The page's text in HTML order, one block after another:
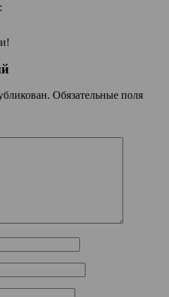
Обязательные поля